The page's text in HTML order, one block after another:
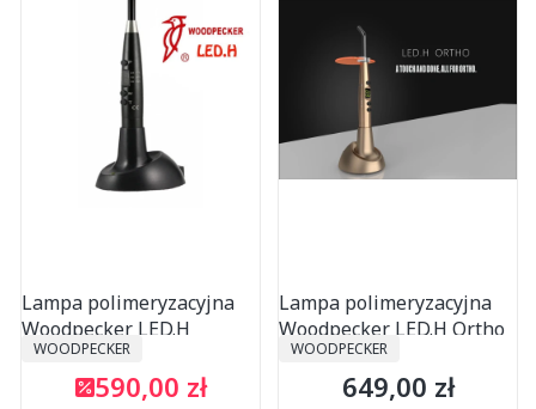
Lampa polimeryzacyjna
Woodpecker LED.H
PRODUCENT
WOODPECKER
Cena promocyjna
590,00 zł
Lampa polimeryzacyjna
Woodpecker LED.H Ortho
PRODUCENT
WOODPECKER
Cena
649,00 zł